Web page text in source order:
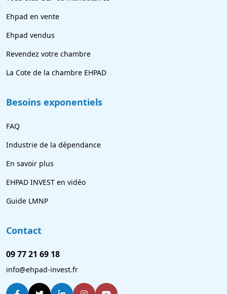
Ehpad en vente
Ehpad vendus
Revendez votre chambre
La Cote de la chambre EHPAD
Besoins exponentiels
FAQ
Industrie de la dépendance
En savoir plus
EHPAD INVEST en vidéo
Guide LMNP
Contact
09 77 21 69 18
info@ehpad-invest.fr